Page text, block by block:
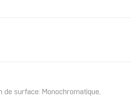
de surface: Monochromatique,